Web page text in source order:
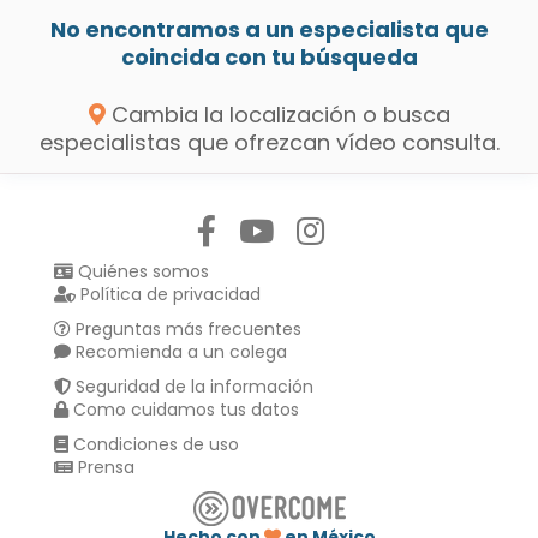
No encontramos a un especialista que
coincida con tu búsqueda
Cambia la localización o busca
especialistas que ofrezcan vídeo consulta.
Quiénes somos
Política de privacidad
Preguntas más frecuentes
Recomienda a un colega
Seguridad de la información
Como cuidamos tus datos
Condiciones de uso
Prensa